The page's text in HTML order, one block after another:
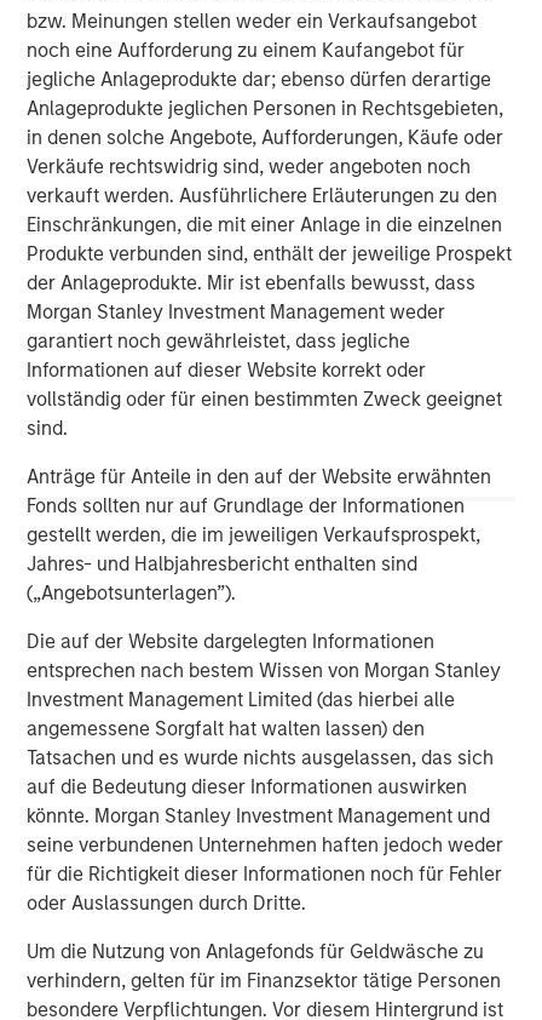
bzw. Meinungen stellen weder ein Verkaufsangebot
noch eine Aufforderung zu einem Kaufangebot für
jegliche Anlageprodukte dar; ebenso dürfen derartige
Anlageprodukte jeglichen Personen in Rechtsgebieten,
in denen solche Angebote, Aufforderungen, Käufe oder
Verkäufe rechtswidrig sind, weder angeboten noch
verkauft werden. Ausführlichere Erläuterungen zu den
Einschränkungen, die mit einer Anlage in die einzelnen
Produkte verbunden sind, enthält der jeweilige Prospekt
der Anlageprodukte. Mir ist ebenfalls bewusst, dass
Morgan Stanley Investment Management weder
garantiert noch gewährleistet, dass jegliche
Informationen auf dieser Website korrekt oder
vollständig oder für einen bestimmten Zweck geeignet
sind.
Anträge für Anteile in den auf der Website erwähnten
Fonds sollten nur auf Grundlage der Informationen
gestellt werden, die im jeweiligen Verkaufsprospekt,
Jahres- und Halbjahresbericht enthalten sind
(„Angebotsunterlagen”).
Die auf der Website dargelegten Informationen
entsprechen nach bestem Wissen von Morgan Stanley
Investment Management Limited (das hierbei alle
angemessene Sorgfalt hat walten lassen) den
Tatsachen und es wurde nichts ausgelassen, das sich
auf die Bedeutung dieser Informationen auswirken
könnte. Morgan Stanley Investment Management und
seine verbundenen Unternehmen haften jedoch weder
für die Richtigkeit dieser Informationen noch für Fehler
oder Auslassungen durch Dritte.
Um die Nutzung von Anlagefonds für Geldwäsche zu
verhindern, gelten für im Finanzsektor tätige Personen
besondere Verpflichtungen. Vor diesem Hintergrund ist
year in Chonburi province and plans to work closely
together with Morgan Stanley's Thai Fund team to
implement several growth initiatives as well as potential
expansion plans to Thailand's neighboring countries.
Morgan Stanley Private Equity Asia
Morgan Stanley Private Equity Asia invests primarily in
highly structured minority investments and control
buyouts in growth-oriented companies located
throughout the Asia-Pacific region.
MSIM Spokesperson
David N. Miller
Managing Director